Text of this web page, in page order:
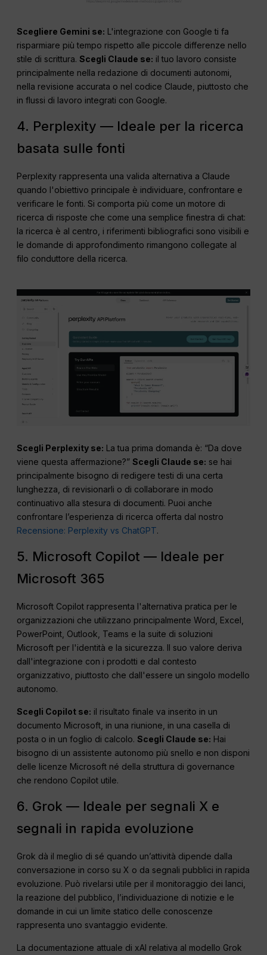
Scegliere Gemini se: L'integrazione con Google ti fa
risparmiare più tempo rispetto alle piccole differenze nello
stile di scrittura.Scegli Claude se: il tuo lavoro consiste
principalmente nella redazione di documenti autonomi,
nella revisione accurata o nel codice Claude, piuttosto che
in flussi di lavoro integrati con Google.
4. Perplexity — Ideale per la ricerca
basata sulle fonti
Perplexity rappresenta una valida alternativa a Claude
quando l'obiettivo principale è individuare, confrontare e
verificare le fonti. Si comporta più come un motore di
ricerca di risposte che come una semplice finestra di chat:
la ricerca è al centro, i riferimenti bibliografici sono visibili e
le domande di approfondimento rimangono collegate al
filo conduttore della ricerca.
Scegli Perplexity se: La tua prima domanda è: “Da dove
viene questa affermazione?”Scegli Claude se: se hai
principalmente bisogno di redigere testi di una certa
lunghezza, di revisionarli o di collaborare in modo
continuativo alla stesura di documenti. Puoi anche
confrontare l’esperienza di ricerca offerta dal nostro
Recensione: Perplexity vs ChatGPT.
5. Microsoft Copilot — Ideale per
Microsoft 365
Microsoft Copilot rappresenta l'alternativa pratica per le
organizzazioni che utilizzano principalmente Word, Excel,
PowerPoint, Outlook, Teams e la suite di soluzioni
Microsoft per l'identità e la sicurezza. Il suo valore deriva
dall'integrazione con i prodotti e dal contesto
organizzativo, piuttosto che dall'essere un singolo modello
autonomo.
Scegli Copilot se: il risultato finale va inserito in un
documento Microsoft, in una riunione, in una casella di
posta o in un foglio di calcolo.Scegli Claude se: Hai
bisogno di un assistente autonomo più snello e non disponi
delle licenze Microsoft né della struttura di governance
che rendono Copilot utile.
6. Grok — Ideale per segnali X e
segnali in rapida evoluzione
Grok dà il meglio di sé quando un’attività dipende dalla
conversazione in corso su X o da segnali pubblici in rapida
evoluzione. Può rivelarsi utile per il monitoraggio dei lanci,
la reazione del pubblico, l’individuazione di notizie e le
domande in cui un limite statico delle conoscenze
rappresenta uno svantaggio evidente.
La documentazione attuale di xAI relativa al modello Grok